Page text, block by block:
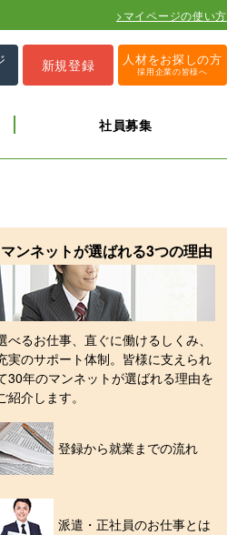
>マイページの使い方
新規登録 人材をお探しの方
採用企業の皆様へ
社員募集
マンネットが選ばれる3つの理由
べるお仕事、直ぐに働けるしくみ、
実のサポート体制。皆様に支えられ
30年のマンネットが選ばれる理由を
紹介します。
登録から就業までの流れ
派遣・正社員のお仕事とは